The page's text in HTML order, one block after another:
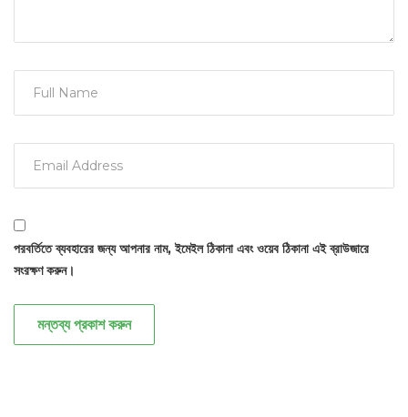
পরবর্তিতে ব্যবহারের জন্য আপনার নাম, ইমেইল ঠিকানা এবং ওয়েব ঠিকানা এই ব্রাউজারে
সংরক্ষণ করুন।
মন্তব্য প্রকাশ করুন